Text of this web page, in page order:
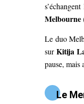
Melbourne
Le duo
surKitija
pause, mais
Le